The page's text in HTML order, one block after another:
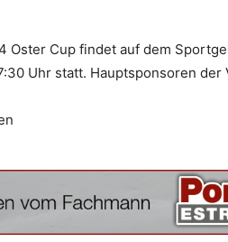
Oster Cup findet auf dem
Uhr statt. Hauptsponsoren